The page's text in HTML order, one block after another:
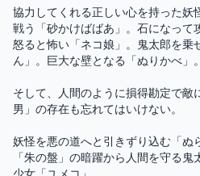
協力してくれる正しい心を持った妖
戦う「砂かけばばあ」。石になって
怒ると怖い「ネコ娘」。鬼太郎を乗
ん」。巨大な壁となる「ぬりかべ」。
そして、人間のように損得勘定で敵
男」の存在も忘れてはいけない。
妖怪を悪の道へと引きずり込む「ぬ
「朱の盤」の暗躍から人間を守る